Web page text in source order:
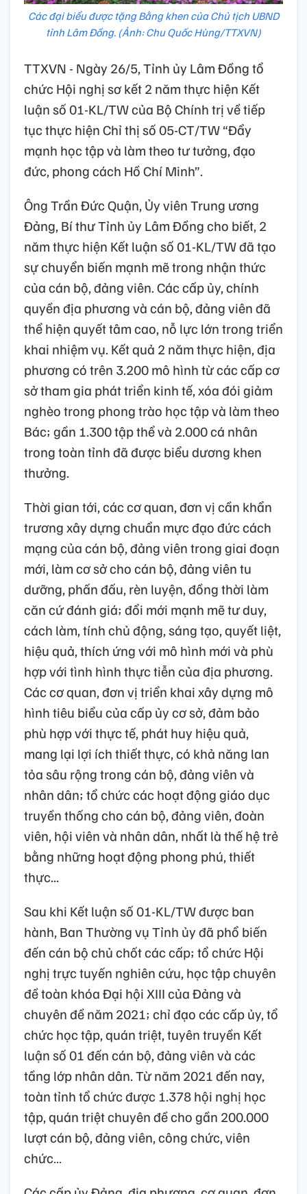
Các đại biểu được tặng Bằng khen của Chủ tịch UBND
tỉnh Lâm Đồng. (Ảnh: Chu Quốc Hùng/TTXVN)
TTXVN - Ngày 26/5, Tỉnh ủy Lâm Đồng tổ
chức Hội nghị sơ kết 2 năm thực hiện Kết
luận số 01-KL/TW của Bộ Chính trị về tiếp
tục thực hiện Chỉ thị số 05-CT/TW “Đẩy
mạnh học tập và làm theo tư tưởng, đạo
đức, phong cách Hồ Chí Minh”.
Ông Trần Đức Quận, Ủy viên Trung ương
Đảng, Bí thư Tỉnh ủy Lâm Đồng cho biết, 2
năm thực hiện Kết luận số 01-KL/TW đã tạo
sự chuyển biến mạnh mẽ trong nhận thức
của cán bộ, đảng viên. Các cấp ủy, chính
quyền địa phương và cán bộ, đảng viên đã
thể hiện quyết tâm cao, nỗ lực lớn trong triển
khai nhiệm vụ. Kết quả 2 năm thực hiện, địa
phương có trên 3.200 mô hình từ các cấp cơ
sở tham gia phát triển kinh tế, xóa đói giảm
nghèo trong phong trào học tập và làm theo
Bác; gần 1.300 tập thể và 2.000 cá nhân
trong toàn tỉnh đã được biểu dương khen
thưởng.
Thời gian tới, các cơ quan, đơn vị cần khẩn
trương xây dựng chuẩn mực đạo đức cách
mạng của cán bộ, đảng viên trong giai đoạn
mới, làm cơ sở cho cán bộ, đảng viên tu
dưỡng, phấn đấu, rèn luyện, đồng thời làm
căn cứ đánh giá; đổi mới mạnh mẽ tư duy,
cách làm, tính chủ động, sáng tạo, quyết liệt,
hiệu quả, thích ứng với mô hình mới và phù
hợp với tình hình thực tiễn của địa phương.
Các cơ quan, đơn vị triển khai xây dựng mô
hình tiêu biểu của cấp ủy cơ sở, đảm bảo
phù hợp với thực tế, phát huy hiệu quả,
mang lại lợi ích thiết thực, có khả năng lan
tỏa sâu rộng trong cán bộ, đảng viên và
nhân dân; tổ chức các hoạt động giáo dục
truyền thống cho cán bộ, đảng viên, đoàn
viên, hội viên và nhân dân, nhất là thế hệ trẻ
bằng những hoạt động phong phú, thiết
thực...
Sau khi Kết luận số 01-KL/TW được ban
hành, Ban Thường vụ Tỉnh ủy đã phổ biến
đến cán bộ chủ chốt các cấp; tổ chức Hội
nghị trực tuyến nghiên cứu, học tập chuyên
đề toàn khóa Đại hội XIII của Đảng và
chuyên đề năm 2021; chỉ đạo các cấp ủy, tổ
chức học tập, quán triệt, tuyên truyền Kết
luận số 01 đến cán bộ, đảng viên và các
tầng lớp nhân dân. Từ năm 2021 đến nay,
toàn tỉnh tổ chức được 1.378 hội nghị học
tập, quán triệt chuyên đề cho gần 200.000
lượt cán bộ, đảng viên, công chức, viên
chức…